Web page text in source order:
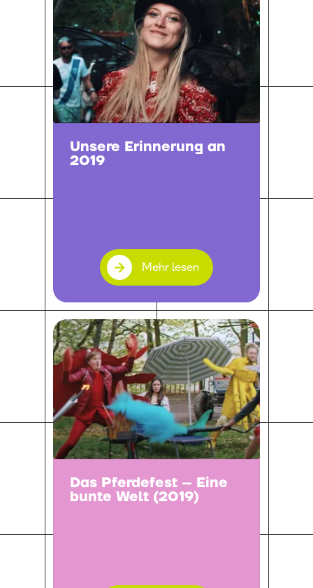
Unsere Erinnerung an
2019
Mehr lesen
Das Pferdefest – Eine
bunte Welt (2019)